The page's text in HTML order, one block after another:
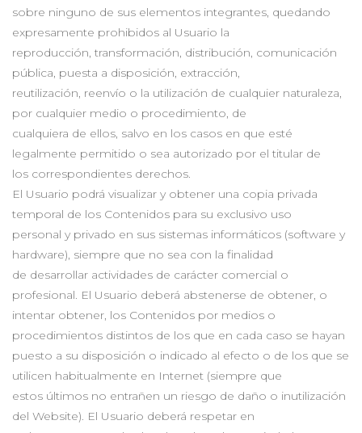
sobre ninguno de sus elementos integrantes, quedando
expresamente prohibidos al Usuario la
reproducción, transformación, distribución, comunicación
pública, puesta a disposición, extracción,
reutilización, reenvío o la utilización de cualquier naturaleza,
por cualquier medio o procedimiento, de
cualquiera de ellos, salvo en los casos en que esté
legalmente permitido o sea autorizado por el titular de
los correspondientes derechos.
El Usuario podrá visualizar y obtener una copia privada
temporal de los Contenidos para su exclusivo uso
personal y privado en sus sistemas informáticos (software y
hardware), siempre que no sea con la finalidad
de desarrollar actividades de carácter comercial o
profesional. El Usuario deberá abstenerse de obtener, o
intentar obtener, los Contenidos por medios o
procedimientos distintos de los que en cada caso se hayan
puesto a su disposición o indicado al efecto o de los que se
utilicen habitualmente en Internet (siempre que
estos últimos no entrañen un riesgo de daño o inutilización
del Website). El Usuario deberá respetar en